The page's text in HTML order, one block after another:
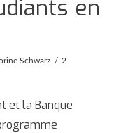
en
Schwarz
2
et la Banque